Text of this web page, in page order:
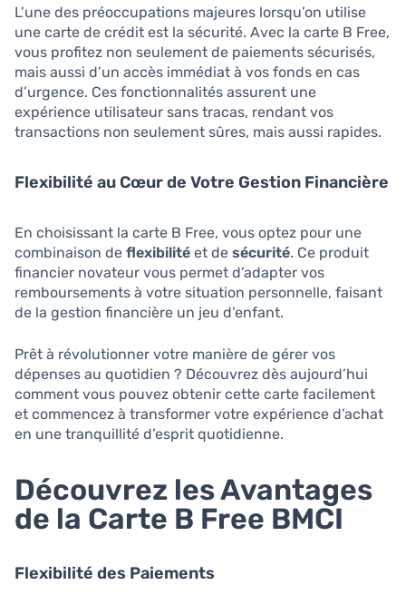
L’une des préoccupations majeures lorsqu’on utilise
une carte de crédit est la sécurité. Avec la carte B Free,
vous profitez non seulement de paiements sécurisés,
mais aussi d’un accès immédiat à vos fonds en cas
d’urgence. Ces fonctionnalités assurent une
expérience utilisateur sans tracas, rendant vos
transactions non seulement sûres, mais aussi rapides.
Flexibilité au Cœur de Votre Gestion Financière
En choisissant la carte B Free, vous optez pour une
combinaison de flexibilité et de sécurité. Ce produit
financier novateur vous permet d’adapter vos
remboursements à votre situation personnelle, faisant
de la gestion financière un jeu d’enfant.
Prêt à révolutionner votre manière de gérer vos
dépenses au quotidien ? Découvrez dès aujourd’hui
comment vous pouvez obtenir cette carte facilement
et commencez à transformer votre expérience d’achat
en une tranquillité d’esprit quotidienne.
Découvrez les Avantages
de la Carte B Free BMCI
Flexibilité des Paiements